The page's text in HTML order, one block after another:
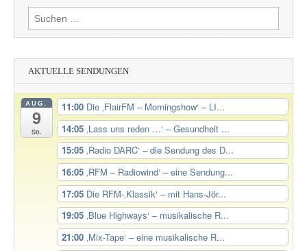
Suchen
nach:
AKTUELLE SENDUNGEN
AUG.
9
So.
11:00 Die ‚FlairFM – Morningshow‘ – LI...
14:05 ‚Lass uns reden …‘ – Gesundheit ...
15:05 ‚Radio DARC‘ – die Sendung des D...
16:05 ‚RFM – Radiowind‘ – eine Sendung...
17:05 Die RFM-‚Klassik‘ – mit Hans-Jör...
19:05 ‚Blue Highways‘ – musikalische R...
21:00 ‚Mix-Tape‘ – eine musikalische R...